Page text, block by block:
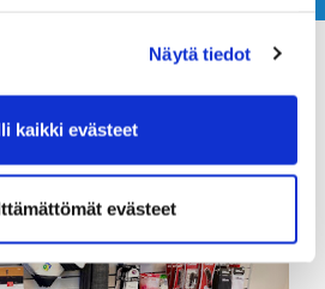
Näytä tiedot
kaikki evästeet
evästeet
pito ja tuntuma.)